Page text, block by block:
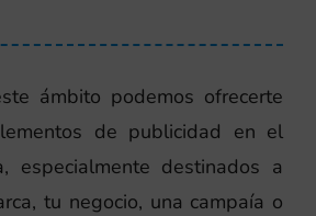
ámbito podemos ofrecerte
de publicidad en el
especialmente destinados a
tu negocio, una campaía o